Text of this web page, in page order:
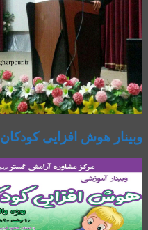
وبینار هوش افزایی کودکان